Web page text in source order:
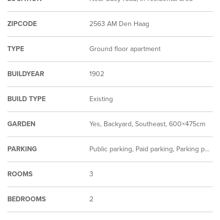
ZIPCODE 2563 AM Den Haag
TYPE Ground floor apartment
BUILDYEAR 1902
BUILD TYPE Existing
GARDEN Yes, Backyard, Southeast, 600×475cm
PARKING Public parking, Paid parking, Parking permit
ROOMS 3
BEDROOMS 2